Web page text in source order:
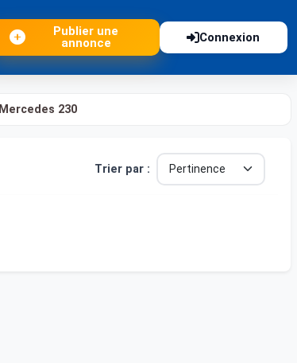
Publier une
annonce
Connexion
Mercedes 230
Trier par :